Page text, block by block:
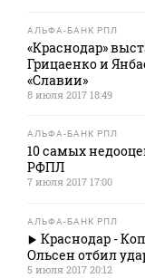
АЛЬФА-БАНК РПЛ
«Краснодар»
Грицаенко и
«Славии»
8 июля 2017 18:49
АЛЬФА-БАНК РПЛ
10 самых
РФПЛ
7 июля 2017 17:00
АЛЬФА-БАНК РПЛ
Краснодар -
Ольсен отбил
5 июля 2017 20:12